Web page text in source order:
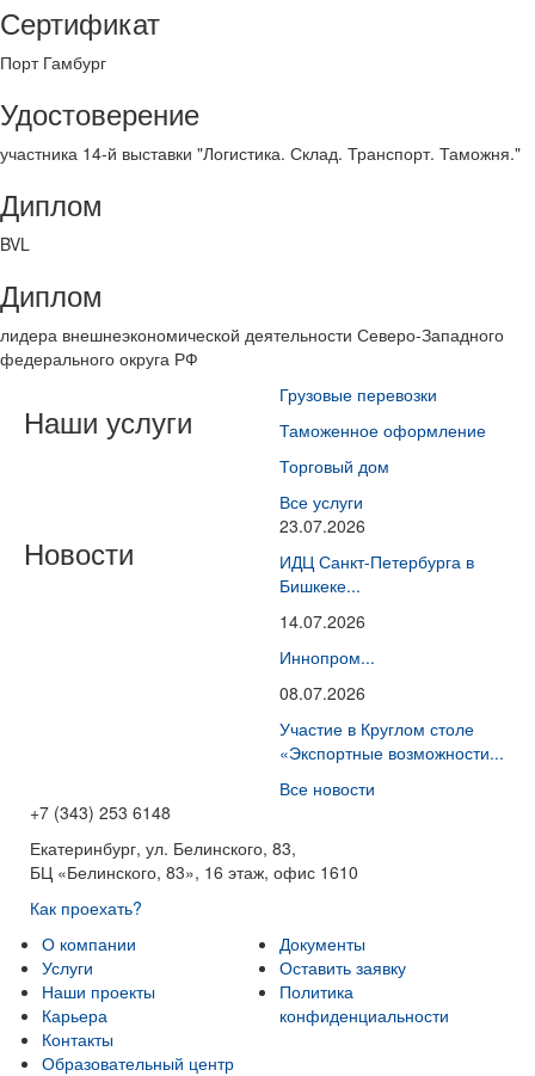
Сертификат
Порт Гамбург
Удостоверение
участника 14-й выставки "Логистика. Склад. Транспорт. Таможня."
Диплом
BVL
Диплом
лидера внешнеэкономической деятельности Северо-Западного
федерального округа РФ
Наши услуги
Грузовые перевозки
Таможенное оформление
Торговый дом
Все услуги
Новости
23.07.2026
ИДЦ Санкт-Петербурга в
Бишкеке...
14.07.2026
Иннопром...
08.07.2026
Участие в Круглом столе
«Экспортные возможности...
Все новости
+7 (343) 253 6148
Екатеринбург, ул. Белинского, 83,
БЦ «Белинского, 83», 16 этаж, офис 1610
Как проехать?
О компании
Услуги
Наши проекты
Карьера
Контакты
Образовательный центр
Документы
Оставить заявку
Политика
конфиденциальности